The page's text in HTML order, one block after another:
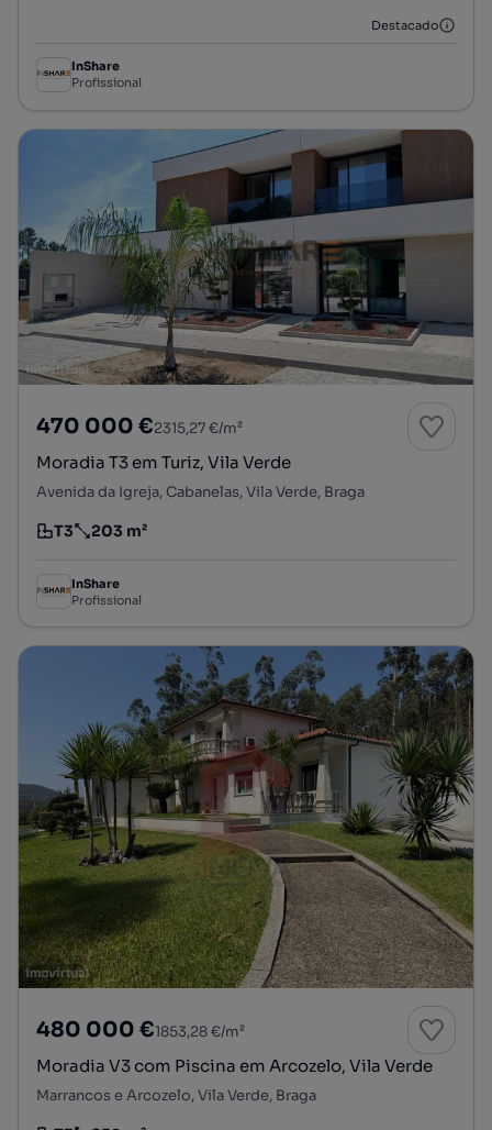
Destacado
InShare
Profissional
470 000 €2315,27 €/m²
Moradia T3 em Turiz, Vila Verde
Avenida da Igreja, Cabanelas, Vila Verde, Braga
Tipologia
T3
Preço por metro quadrado
203 m²
InShare
Profissional
480 000 €1853,28 €/m²
Moradia V3 com Piscina em Arcozelo, Vila Verde
Marrancos e Arcozelo, Vila Verde, Braga